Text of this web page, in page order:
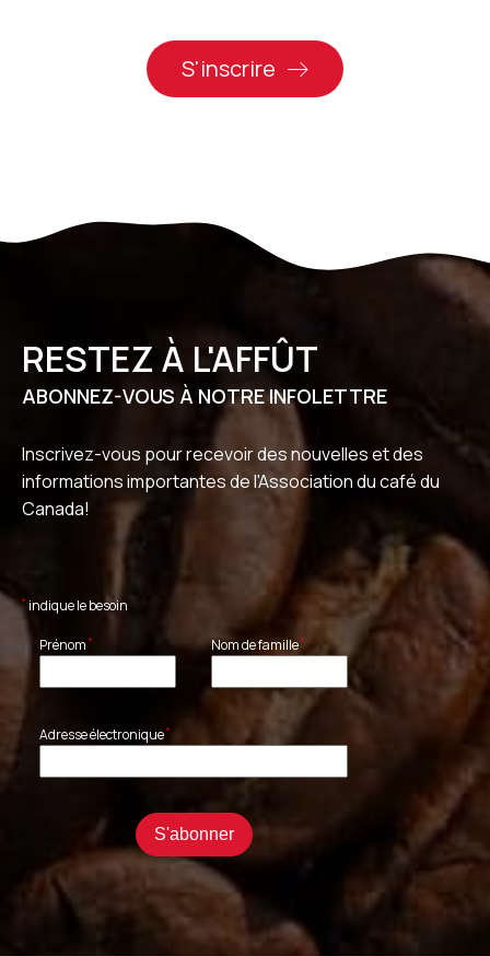
S'inscrire
RESTEZ À L'AFFÛT
ABONNEZ-VOUS À NOTRE INFOLETTRE
Inscrivez-vous pour recevoir des nouvelles et des
informations importantes de l'Association du café du
Canada!
* indique le besoin
Prénom * Nom de famille*
Adresse électronique*